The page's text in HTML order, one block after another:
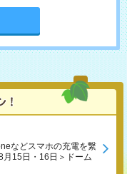
などスマホの充電を繋
月15日・16日＞ドーム